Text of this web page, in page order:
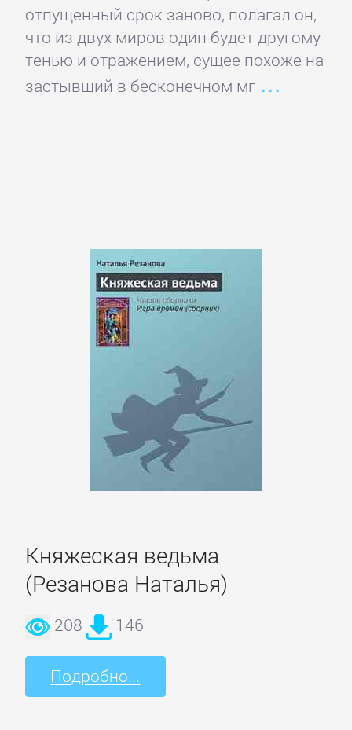
отпущенный срок заново, полагал он,
что из двух миров один будет другому
тенью и отражением, сущее похоже на
застывший в бесконечном мг
Княжеская ведьма
(Резанова Наталья)
208 146
Подробно...
ДОМАШНИЙ
ОЧАГ
Автомобили
детей
Зарубежная
популярная
литература
Здоровье
Кулинария